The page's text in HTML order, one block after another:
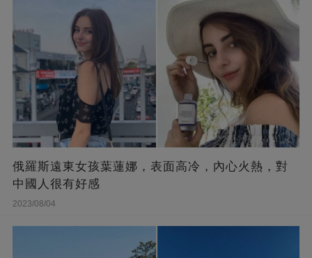
俄羅斯遠東女孩葉蓮娜，表面高冷，內心火熱，對
中國人很有好感
2023/08/04